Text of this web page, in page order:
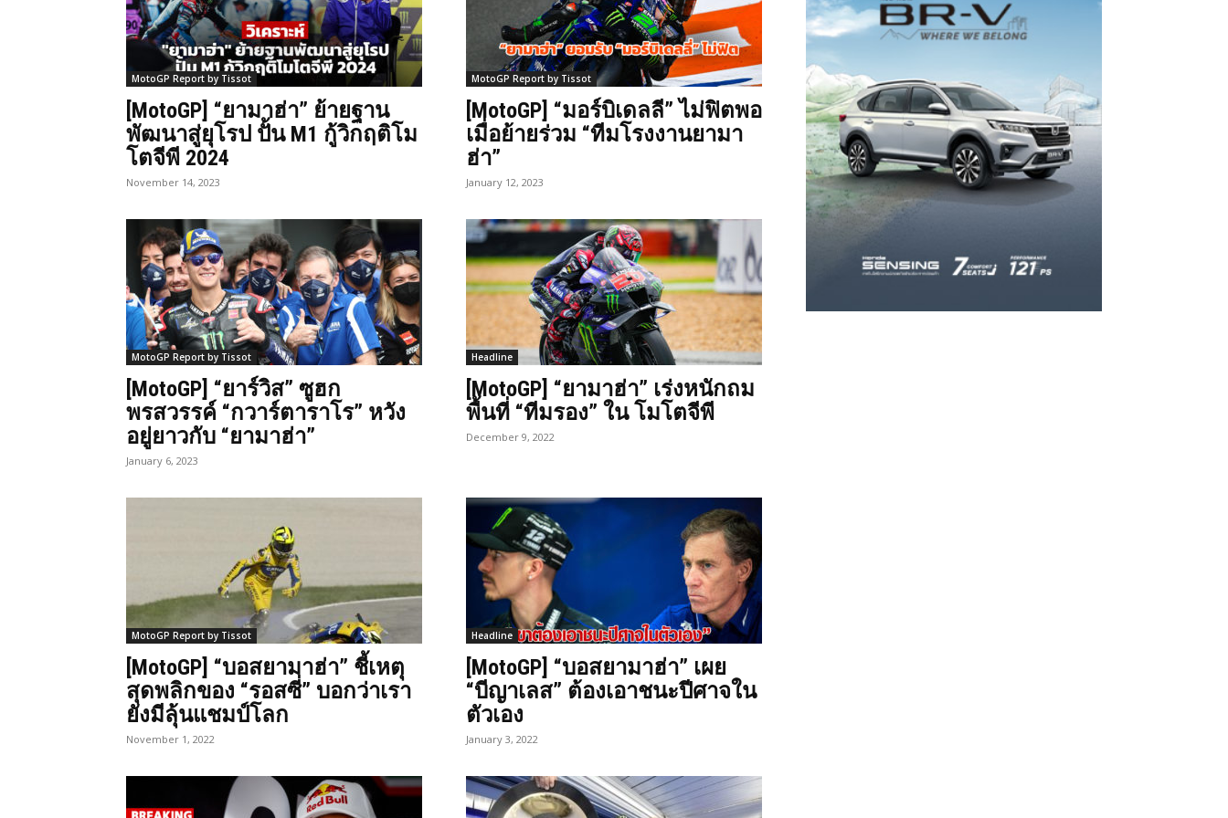
MotoGP Report by Tissot
[MotoGP] “ยามาฮ่า” ย้ายฐาน
พัฒนาสู่ยุโรป ปั้น M1 กู้วิกฤติโม
โตจีพี 2024
November 14, 2023
MotoGP Report by Tissot
[MotoGP] “มอร์บิเดลลี” ไม่ฟิตพอ
เมื่อย้ายร่วม “ทีมโรงงานยามา
ฮ่า”
January 12, 2023
MotoGP Report by Tissot
[MotoGP] “ยาร์วิส” ซูฮก
พรสวรรค์ “กวาร์ตาราโร” หวัง
อยู่ยาวกับ “ยามาฮ่า”
January 6, 2023
Headline
[MotoGP] “ยามาฮ่า” เร่งหนักถม
พื้นที่ “ทีมรอง” ใน โมโตจีพี
December 9, 2022
MotoGP Report by Tissot
[MotoGP] “บอสยามาฮ่า” ชี้เหตุ
สุดพลิกของ “รอสซี่” บอกว่าเรา
ยังมีลุ้นแชมป์โลก
November 1, 2022
Headline
[MotoGP] “บอสยามาฮ่า” เผย
“บีญาเลส” ต้องเอาชนะปีศาจใน
ตัวเอง
January 3, 2022